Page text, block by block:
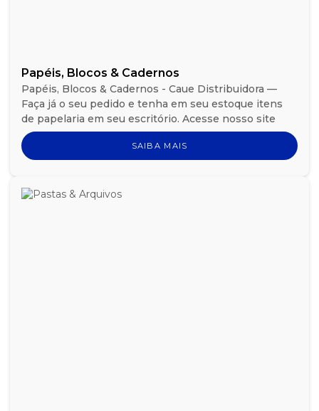
Papéis, Blocos & Cadernos
Papéis, Blocos & Cadernos - Caue Distribuidora —
Faça já o seu pedido e tenha em seu estoque itens
de papelaria em seu escritório. Acesse nosso site
SAIBA MAIS